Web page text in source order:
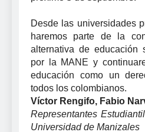
Desde las universidades
haremos parte de la
alternativa de educación
por la MANE y
educación como un
todos los colombianos.
Víctor Rengifo, Fabio
Representantes
Universidad de Manizales